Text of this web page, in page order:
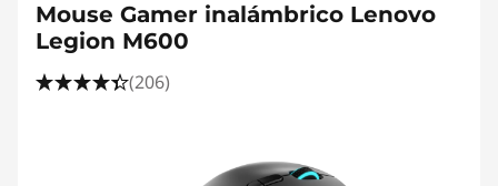
Mouse Gamer inalámbrico Lenovo
Legion M600
(206)